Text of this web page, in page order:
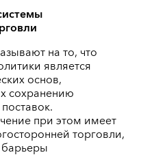
на то, что
является
основ,
сохранению
при этом имеет
торговли,